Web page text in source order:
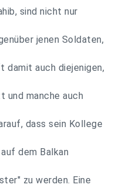
sind nicht nur
jenen Soldaten,
damit auch diejenigen,
und manche auch
dass sein Kollege
dem Balkan
zu werden. Eine